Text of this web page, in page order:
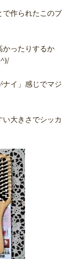
で作られたこのブ
かったりするか
イ」感じでマジ
大きさでシッカ